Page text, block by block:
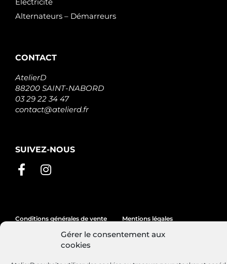
Gérer le consentement aux
cookies
Électricité
Alternateurs – Démarreurs
CONTACT
AtelierD
88200 SAINT-NABORD
03 29 22 34 47
contact@atelierd.fr
SUIVEZ-NOUS
Conditions générales de vente Mentions légales
Politique de cookies